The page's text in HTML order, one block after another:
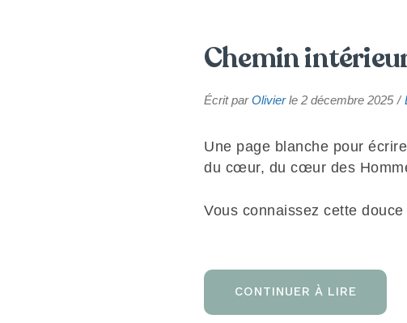
Chemin
Écrit parOlivierle 2 décembre 2025
Une page blanche pour
du cœur, du cœur des
Vous connaissez cette
CONTINUER À LIRE